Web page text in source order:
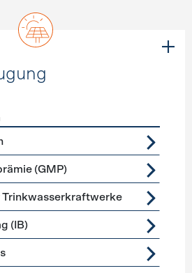
(GMP)
Trinkwasserkraftwerke
(IB)